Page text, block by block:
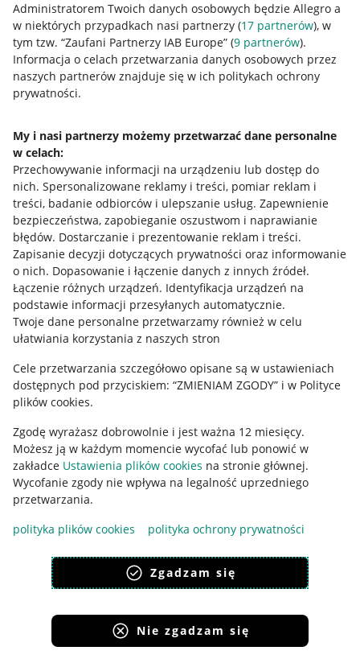
Administratorem Twoich danych osobowych będzie Allegro a
w niektórych przypadkach nasi partnerzy (17 partnerów), w
tym tzw. “Zaufani Partnerzy IAB Europe” (9 partnerów).
Informacja o celach przetwarzania danych osobowych przez
naszych partnerów znajduje się w ich politykach ochrony
prywatności.
My i nasi partnerzy możemy przetwarzać dane personalne
w celach:
Przechowywanie informacji na urządzeniu lub dostęp do
nich. Spersonalizowane reklamy i treści, pomiar reklam i
treści, badanie odbiorców i ulepszanie usług. Zapewnienie
bezpieczeństwa, zapobieganie oszustwom i naprawianie
błędów. Dostarczanie i prezentowanie reklam i treści.
Zapisanie decyzji dotyczących prywatności oraz informowanie
o nich. Dopasowanie i łączenie danych z innych źródeł.
Łączenie różnych urządzeń. Identyfikacja urządzeń na
podstawie informacji przesyłanych automatycznie.
Twoje dane personalne przetwarzamy również w celu
ułatwiania korzystania z naszych stron
Cele przetwarzania szczegółowo opisane są w ustawieniach
dostępnych pod przyciskiem: “ZMIENIAM ZGODY” i w Polityce
plików cookies.
Zgodę wyrażasz dobrowolnie i jest ważna 12 miesięcy.
Możesz ją w każdym momencie wycofać lub ponowić w
zakładce Ustawienia plików cookies na stronie głównej.
Wycofanie zgody nie wpływa na legalność uprzedniego
przetwarzania.
polityka plików cookies
polityka ochrony prywatności
Zgadzam się
Nie zgadzam się
Przydatne informacje
Jak to działa
Allegro Gadane dla sprzedających
Allegro Gadane dla kupujących
Mapa miejscowości
Informacje prawne
Regulamin
Polityka plików "cookies"
Ustawienia plików "cookies"
Udostępnianie lokalizacji
Informacje dla Aktu o Usługach Cyfrowych
Pobierz aplikację
Korzystanie z serwisu oznacza akceptacjęregulaminu